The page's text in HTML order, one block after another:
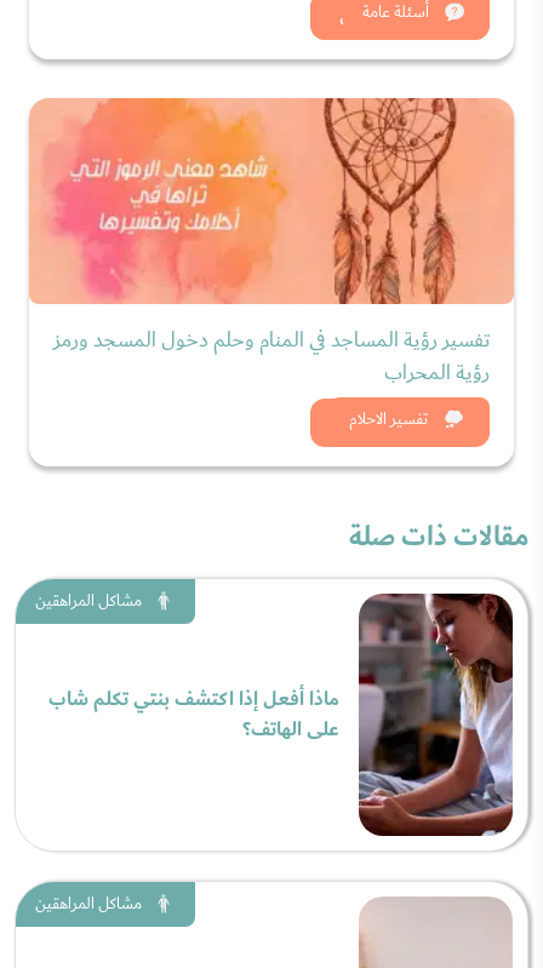
أسئلة عامة
شاهد الان
تفسير الاحلام
تفسير رؤية المساجد في المنام وحلم دخول المسجد ورمز
رؤية المحراب
شاهد الان
مقالات ذات صلة
مشاكل المراهقين
ماذا أفعل إذا اكتشف بنتي تكلم شاب
على الهاتف؟
مشاكل المراهقين